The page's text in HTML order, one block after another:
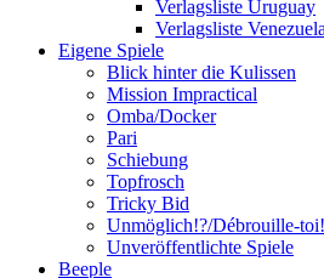
Verlagsliste Uruguay
Verlagsliste Venezuela
Eigene Spiele
Blick hinter die Kulissen
Mission Impractical
Omba/Docker
Pari
Schiebung
Topfrosch
Tricky Bid
Unmöglich!?/Débrouille-toi!
Unveröffentlichte Spiele
Beeple